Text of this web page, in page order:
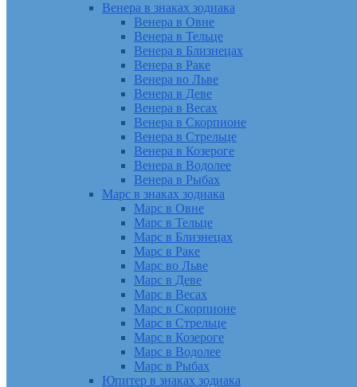
Венера в знаках зодиака
Венера в Овне
Венера в Тельце
Венера в Близнецах
Венера в Раке
Венера во Льве
Венера в Деве
Венера в Весах
Венера в Скорпионе
Венера в Стрельце
Венера в Козероге
Венера в Водолее
Венера в Рыбах
Марс в знаках зодиака
Марс в Овне
Марс в Тельце
Марс в Близнецах
Марс в Раке
Марс во Льве
Марс в Деве
Марс в Весах
Марс в Скорпионе
Марс в Стрельце
Марс в Козероге
Марс в Водолее
Марс в Рыбах
Юпитер в знаках зодиака